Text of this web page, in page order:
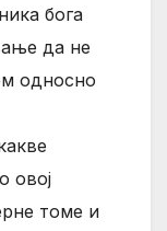
бога
да не
односно
овој
томе и